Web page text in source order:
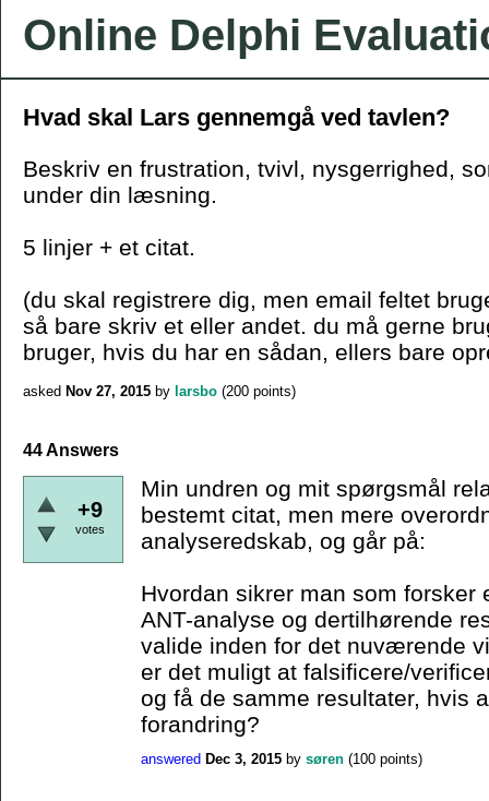
Online Delphi
Hvad skal Lars gennemgå ved tavlen?
Beskriv en frustration, tvivl, nysgerrighed,
under din læsning.
5 linjer + et citat.
(du skal registrere dig, men email feltet
så bare skriv et eller andet. du må gerne
bruger, hvis du har en sådan, ellers bare
asked Nov 27, 2015 by larsbo (200 points)
44 Answers
+9
votes
Min undren og mit spørgsmål
bestemt citat, men mere
analyseredskab, og går på:
Hvordan sikrer man som forsker
ANT-analyse og dertilhørende
valide inden for det nuværende
er det muligt at falsificere/
og få de samme resultater, hvis
forandring?
answered Dec 3, 2015 by søren (100 points)